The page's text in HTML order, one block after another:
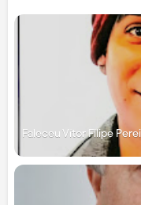
Faleceu Vítor Filipe